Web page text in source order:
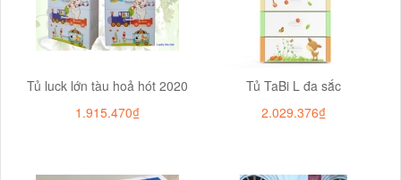
Tủ luck lớn tàu hoả hót 2020
1.915.470₫
Tủ TaBi L đa sắc
2.029.376₫